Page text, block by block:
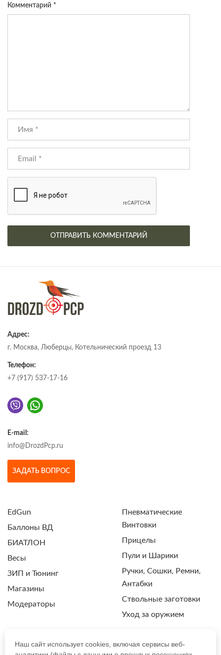
Комментарий *
Адрес:
г. Москва, Люберцы, Котельнический проезд 13
Телефон:
+7 (917) 537-17-16
E-mail:
info@DrozdPcp.ru
ЗАДАТЬ ВОПРОС
EdGun
Баллоны ВД
БИАТЛОН
Весы
ЗИП и Тюнинг
Магазины
Модераторы
Пневматические
Винтовки
Прицелы
Пули и Шарики
Ручки, Сошки, Ремни,
Антабки
Ствольные заготовки
Уход за оружием
Наш сайт использует cookies, включая сервисы веб-